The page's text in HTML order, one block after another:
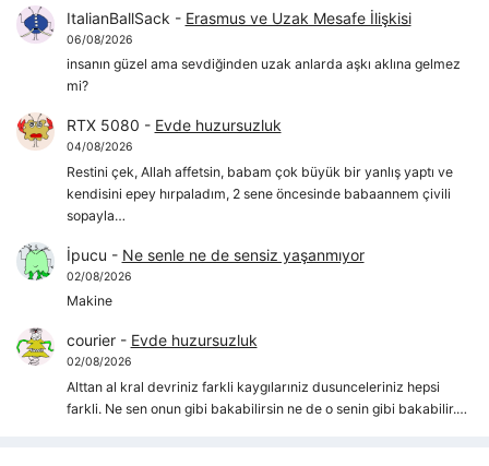
ItalianBallSack - Erasmus ve Uzak Mesafe İlişkisi
06/08/2026
insanın güzel ama sevdiğinden uzak anlarda aşkı aklına gelmez
mi?
RTX 5080 - Evde huzursuzluk
04/08/2026
Restini çek, Allah affetsin, babam çok büyük bir yanlış yaptı ve
kendisini epey hırpaladım, 2 sene öncesinde babaannem çivili
sopayla…
İpucu - Ne senle ne de sensiz yaşanmıyor
02/08/2026
Makine
courier- Evde huzursuzluk
02/08/2026
Alttan al kral devriniz farkli kaygılarıniz dusunceleriniz hepsi
farkli. Ne sen onun gibi bakabilirsin ne de o senin gibi bakabilir.…